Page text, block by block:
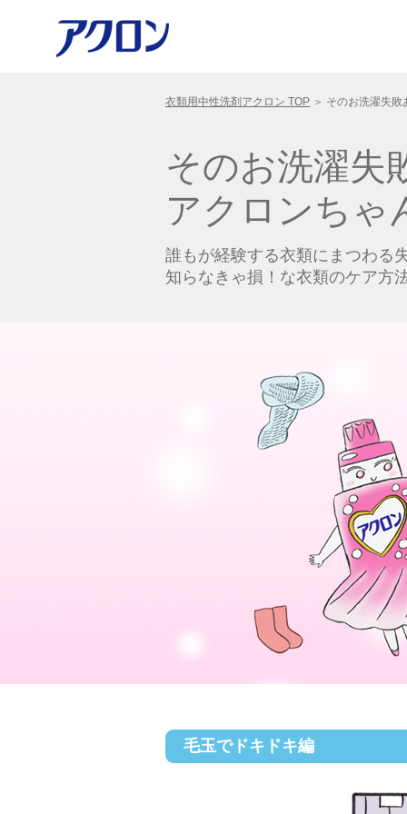
衣類用中性洗剤アクロン TOP ＞ そのお洗濯失敗
そのお洗濯失
アクロンちゃ
誰もが経験する衣類にまつわる
知らなきゃ損！な衣類のケア方
毛玉でドキドキ編